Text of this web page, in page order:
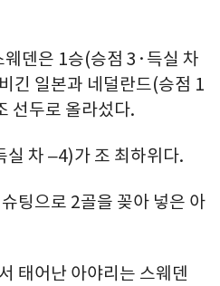
덴은 1승(승점 3·득실 차
긴 일본과 네덜란드(승점 1
선두로 올라섰다.
차 –4)가 조 최하위다.
팅으로 2골을 꽂아 넣은 아
태어난 아야리는 스웨덴